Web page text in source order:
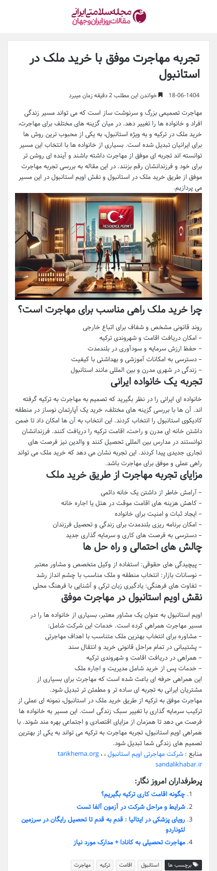
تجربه مهاجرت موفق با خرید ملک در
استانبول
18-06-1404 خواندن این مطلب 2 دقیقه زمان میبرد
مهاجرت تصمیمی بزرگ و سرنوشت ساز است که می تواند مسیر زندگی
افراد و خانواده ها را تغییر دهد. در میان گزینه های مختلف برای مهاجرت،
خرید ملک در ترکیه و به ویژه استانبول، به یکی از محبوب ترین روش ها
برای ایرانیان تبدیل شده است. بسیاری از خانواده ها با انتخاب این مسیر
توانسته اند تجربه ای موفق از مهاجرت داشته باشند و آینده ای روشن تر
برای خود و فرزندانشان رقم بزنند. در این مقاله به بررسی تجربه مهاجرت
موفق از طریق خرید ملک در استانبول و نقش اویم استانبول در این مسیر
می پردازیم.
چرا خرید ملک راهی مناسب برای مهاجرت است؟
روند قانونی مشخص و شفاف برای اتباع خارجی
– امکان دریافت اقامت و شهروندی ترکیه
– حفظ ارزش سرمایه و سودآوری در بلندمدت
– دسترسی به امکانات آموزشی و بهداشتی با کیفیت
– زندگی در شهری مدرن و بین المللی مانند استانبول
تجربه یک خانواده ایرانی
خانواده ای ایرانی را در نظر بگیرید که تصمیم به مهاجرت به ترکیه گرفته
اند. آن ها با بررسی گزینه های مختلف، خرید یک آپارتمان نوساز در منطقه
کادیکوی استانبول را انتخاب کردند. این انتخاب به آن ها امکان داد تا ضمن
داشتن خانه ای مدرن و راحت، اقامت ترکیه را دریافت کنند. فرزندانشان
توانستند در مدارس بین المللی تحصیل کنند و والدین نیز فرصت های
تجاری جدیدی پیدا کردند. این تجربه نشان می دهد که خرید ملک می تواند
راهی عملی و موفق برای مهاجرت باشد.
مزایای تجربه مهاجرت از طریق خرید ملک
– آرامش خاطر از داشتن یک خانه دائمی
– کاهش هزینه های اقامت موقت در هتل یا اجاره خانه
– ایجاد ثبات و امنیت برای خانواده
– امکان برنامه ریزی بلندمدت برای زندگی و تحصیل فرزندان
– دسترسی به فرصت های کاری و سرمایه گذاری جدید
چالش های احتمالی و راه حل ها
– پیچیدگی های حقوقی: استفاده از وکیل متخصص و مشاور معتبر
– نوسانات بازار: انتخاب منطقه و ملک مناسب با چشم انداز رشد
– تفاوت های فرهنگی: یادگیری زبان ترکی و آشنایی با فرهنگ محلی
نقش اویم استانبول در مهاجرت موفق
اویم استانبول به عنوان یک مشاور معتبر، بسیاری از خانواده ها را در
مسیر مهاجرت همراهی کرده است. خدمات این شرکت شامل:
– مشاوره برای انتخاب بهترین ملک متناسب با اهداف مهاجرتی
– پشتیبانی در تمام مراحل قانونی خرید و انتقال سند
– همراهی در دریافت اقامت و شهروندی ترکیه
– خدمات پس از خرید شامل مدیریت و اجاره ملک
این همراهی حرفه ای باعث شده است که مهاجرت برای بسیاری از
مشتریان ایرانی به تجربه ای ساده تر و مطمئن تر تبدیل شود.
مهاجرت موفق به ترکیه از طریق خرید ملک در استانبول، نمونه ای عملی از
ترکیب سرمایه گذاری با تغییر سبک زندگی است. این مسیر به خانواده ها
فرصت می دهد تا همزمان از مزایای اقتصادی و اجتماعی بهره مند شوند. با
همراهی اویم استانبول، تجربه مهاجرت به ترکیه می تواند به یکی از بهترین
تصمیم های زندگی شما تبدیل شود.
منابع : شرکت مهاجرتی اویم استانبول ، tarikhema.org ،
sandalikhabar.ir
پرطرفداران امروز نگار:
چگونه اقامت کاری ترکیه بگیریم؟
شرایط و مراحل شرکت در آزمون آلفا تست
رویای پزشکی در ایتالیا : قدم به قدم تا تحصیل رایگان در سرزمین
لئوناردو
مهاجرت تحصیلی به کانادا + مدارک مورد نیاز
برچسب ها استانبول اقامت ترکیه مهاجرت